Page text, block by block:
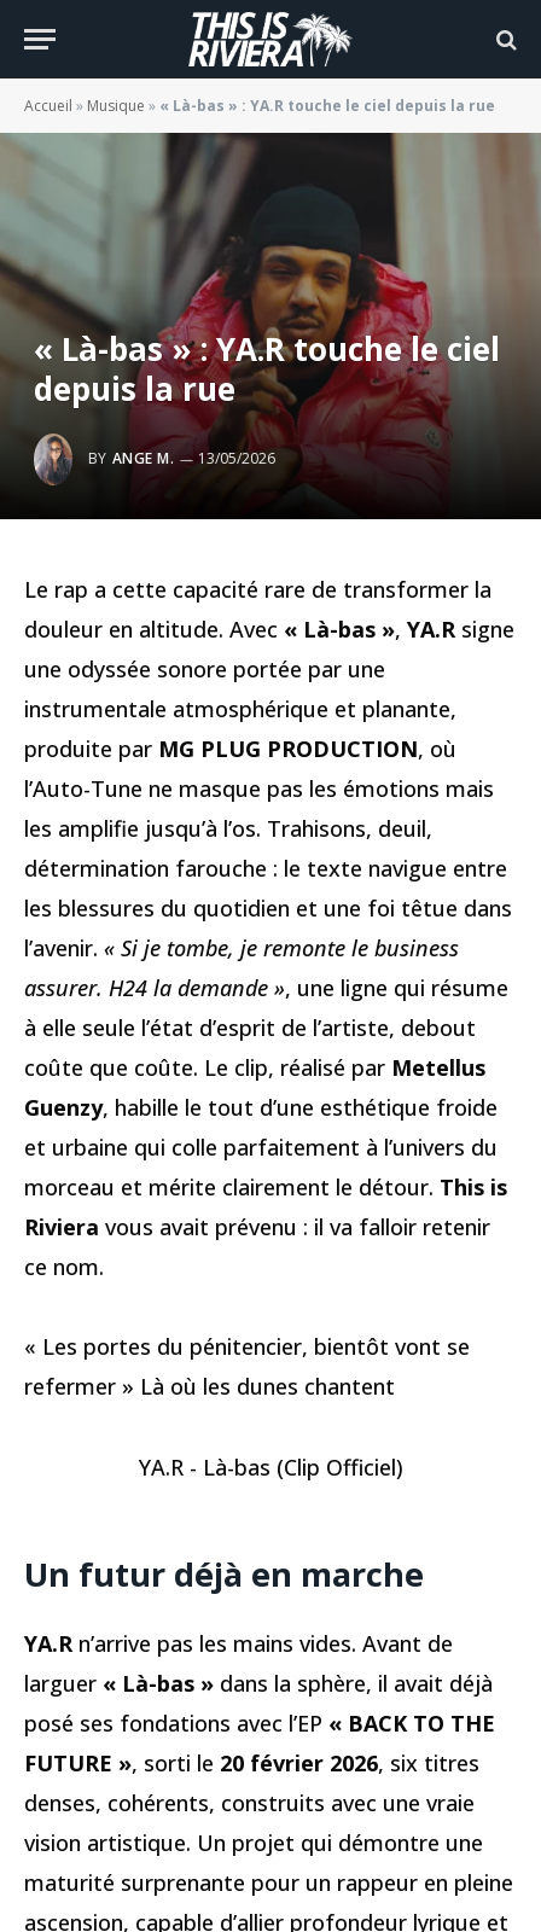
Accueil » Musique » « Là-bas » : YA.R touche le ciel depuis la rue
« Là-bas » : YA.R touche le ciel
depuis la rue
BY ANGE M. 13/05/2026
Le rap a cette capacité rare de transformer la
douleur en altitude. Avec « Là-bas », YA.Rsigne
une odyssée sonore portée par une
instrumentale atmosphérique et planante,
produite par MG PLUG PRODUCTION, où
l’Auto-Tune ne masque pas les émotions mais
les amplifie jusqu’à l’os. Trahisons, deuil,
détermination farouche : le texte navigue entre
les blessures du quotidien et une foi têtue dans
l’avenir. « Si je tombe, je remonte le business
assurer. H24 la demande », une ligne qui résume
à elle seule l’état d’esprit de l’artiste, debout
coûte que coûte. Le clip, réalisé par Metellus
Guenzy, habille le tout d’une esthétique froide
et urbaine qui colle parfaitement à l’univers du
morceau et mérite clairement le détour. This is
Riviera vous avait prévenu : il va falloir retenir
ce nom.
« Les portes du pénitencier, bientôt vont se
refermer » Là où les dunes chantent
YA.R - Là-bas (Clip Officiel)
Un futur déjà en marche
YA.R n’arrive pas les mains vides. Avant de
larguer « Là-bas » dans la sphère, il avait déjà
posé ses fondations avec l’EP « BACK TO THE
FUTURE », sorti le 20 février 2026, six titres
denses, cohérents, construits avec une vraie
vision artistique. Un projet qui démontre une
maturité surprenante pour un rappeur en pleine
ascension, capable d’allier profondeur lyrique et